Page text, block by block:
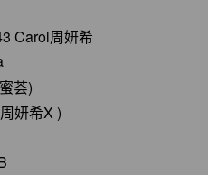
Carol周妍希
荟)
妍希X )